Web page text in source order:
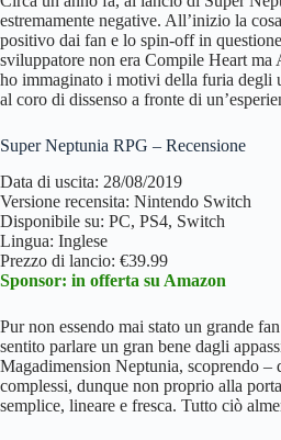
estremamente negative. All’inizio la
positivo dai fan e lo spin-off in
sviluppatore non era Compile Heart ma
ho immaginato i motivi della furia degli
al coro di dissenso a fronte di
Super Neptunia RPG – Recensione
Data di uscita: 28/08/2019
Versione recensita: Nintendo Switch
Disponibile su: PC, PS4, Switch
Lingua: Inglese
Prezzo di lancio: €39.99
Sponsor: in offerta su Amazon
Pur non essendo mai stato un grande
sentito parlare un gran bene dagli
Magadimension Neptunia, scoprendo
complessi, dunque non proprio alla
semplice, lineare e fresca. Tutto ciò